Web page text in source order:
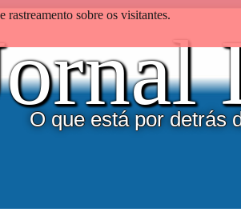
O que está por detrás
rastreamento sobre os visitantes.